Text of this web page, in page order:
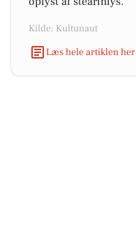
Kilde: Kultunaut
Læs hele artiklen her